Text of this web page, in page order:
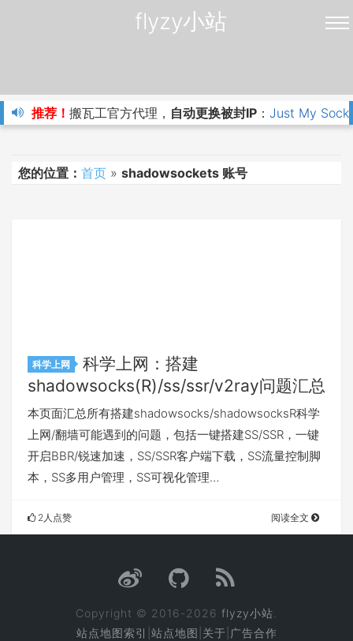
flyzy小站
推荐！ 搬瓦工官方代理， 自动更换被封IP ： Just My
您的位置： 首页 » shadowsockets 账号
科学上网
科学上网：搭建
shadowsocks(R)/ss/ssr/v2ray问题汇总
本页面汇总所有搭建shadowsocks/shadowsocksR科学
上网/翻墙可能遇到的问题，包括一键搭建SS/SSR，一键
开启BBR/锐速加速，SS/SSR客户端下载，SS流量控制脚
本，SS多用户管理，SS可视化管理…
2人点赞 阅读全文
Copyright © 2016-2026 flyzy小站
站点地图索引 站点地图 关于 广告合作